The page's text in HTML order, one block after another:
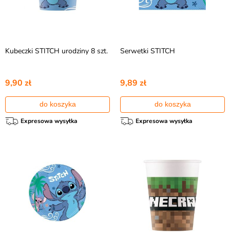
Kubeczki STITCH urodziny 8 szt.
9,90 zł
do koszyka
Expresowa wysyłka
Serwetki STITCH
9,89 zł
do koszyka
Expresowa wysyłka